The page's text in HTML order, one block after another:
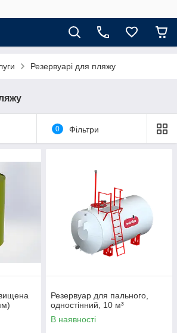
Резервуарі для пляжу
0 Фільтри
Резервуар для пального,
одностінний, 10 м³
В наявності